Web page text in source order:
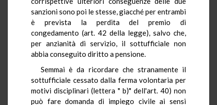
sanzioni sono poi le stesse, giacché per entrambi
è prevista la perdita del premio di
congedamento (art. 42 della legge), salvo che,
per anzianità di servizio, il sottufficiale non
abbia conseguito diritto a pensione.
Semmai è da ricordare che stranamente il
sottufficiale cessato dalla ferma volontaria per
motivi disciplinari (lettera " b)" dell'art. 40) non
può fare domanda di impiego civile ai sensi